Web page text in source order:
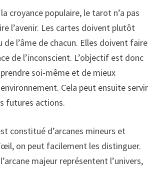
croyance populaire, le tarot n’a pas
l’avenir. Les cartes doivent plutôt
de l’âme de chacun. Elles doivent faire
de l’inconscient. L’objectif est donc
soi-même et de mieux
Cela peut ensuite servir
futures actions.
constitué d’arcanes mineurs et
on peut facilement les distinguer.
majeur représentent l’univers,